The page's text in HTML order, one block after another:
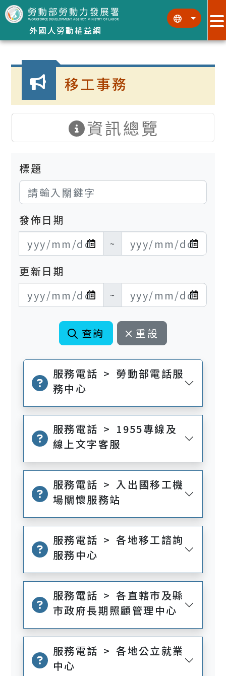
跳到主要內容區塊
外國人勞動權益網
::: :::
:::
移工事務
資訊總覽
標題
發佈日期
發布日期開始
~
發布日期結束
更新日期
更新日期開始
~
更新日期結束
查詢 重設
服務電話 > 勞動部電話服
務中心
服務電話 > 1955專線及
線上文字客服
服務電話 > 入出國移工機
場關懷服務站
服務電話 > 各地移工諮詢
服務中心
服務電話 > 各直轄市及縣
市政府長期照顧管理中心
服務電話 > 各地公立就業
中心